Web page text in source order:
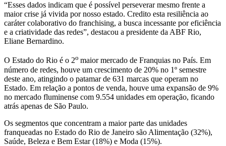
“Esses dados indicam que é possível perseverar mesmo frente a
maior crise já vivida por nosso estado. Credito esta resiliência ao
caráter colaborativo do franchising, a busca incessante por eficiência
e a criatividade das redes”, destacou a presidente da ABF Rio,
Eliane Bernardino.
O Estado do Rio é o 2o maior mercado de Franquias no País. Em
número de redes, houve um crescimento de 20% no 1º semestre
deste ano, atingindo o patamar de 631 marcas que operam no
Estado. Em relação a pontos de venda, houve uma expansão de 9%
no mercado fluminense com 9.554 unidades em operação, ficando
atrás apenas de São Paulo.
Os segmentos que concentram a maior parte das unidades
franqueadas no Estado do Rio de Janeiro são Alimentação (32%),
Saúde, Beleza e Bem Estar (18%) e Moda (15%).